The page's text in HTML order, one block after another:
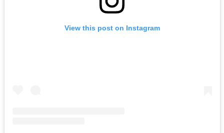
View this post on Instagram